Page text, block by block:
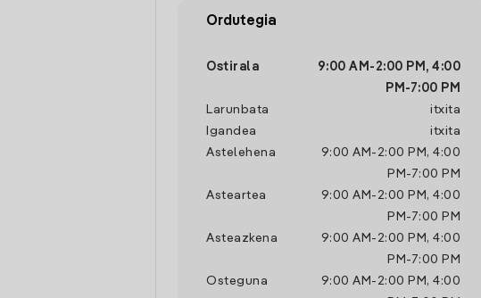
Ordutegia
Ostirala 9:00 AM - 2:00 PM , 4:00
PM -7:00 PM
Larunbata
itxita
Igandea
itxita
Astelehena
9:00 AM - 2:00 PM , 4:00
PM -7:00 PM
Asteartea
9:00 AM - 2:00 PM , 4:00
PM -7:00 PM
Asteazkena
9:00 AM - 2:00 PM , 4:00
PM -7:00 PM
Osteguna
9:00 AM - 2:00 PM , 4:00